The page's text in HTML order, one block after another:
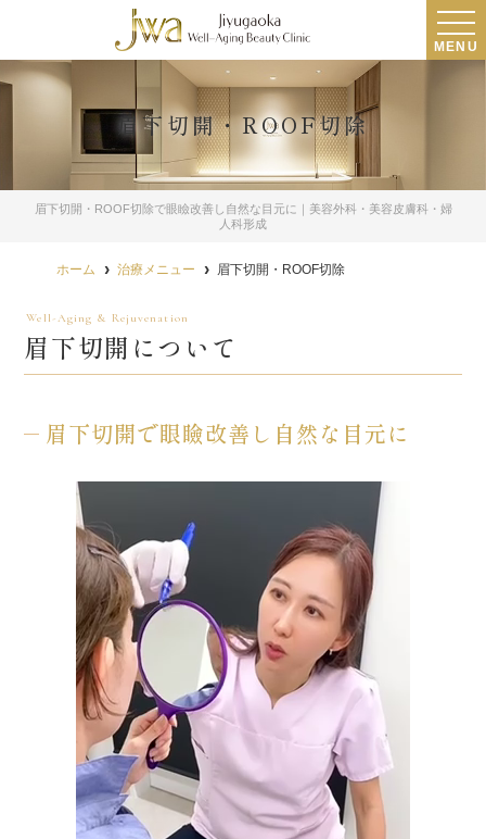
MENU
眉下切開・ROOF切除
眉下切開・ROOF切除で眼瞼改善し自然な目元に｜美容外科・美容皮膚科・婦
人科形成
ホーム 治療メニュー 眉下切開・ROOF切除
眉下切開について
眉下切開で眼瞼改善し自然な目元に